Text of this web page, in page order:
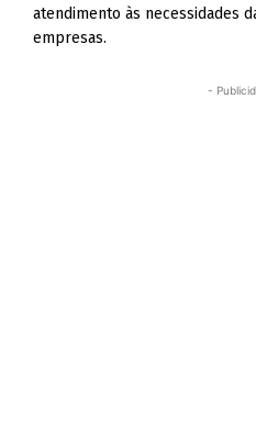
atendimento às necessidades
empresas.
-